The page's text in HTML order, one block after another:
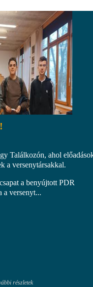
Találkozón, ahol
a versenytársakkal.
a benyújtott PDR
a versenyt...
részletek